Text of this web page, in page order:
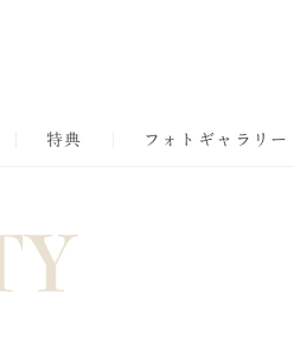
特典 フォトギャラリー